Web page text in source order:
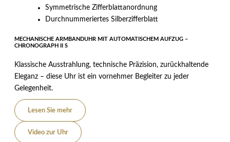
Symmetrische Zifferblattanordnung
Durchnummeriertes Silberzifferblatt
MECHANISCHE ARMBANDUHR MIT AUTOMATISCHEM AUFZUG –
CHRONOGRAPH II S
Klassische Ausstrahlung, technische Präzision, zurückhaltende
Eleganz – diese Uhr ist ein vornehmer Begleiter zu jeder
Gelegenheit.
Lesen Sie mehr
Video zur Uhr